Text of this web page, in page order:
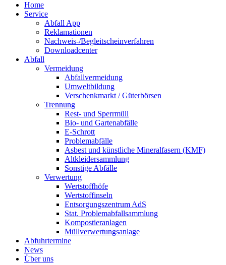
Home
Service
Abfall App
Reklamationen
Nachweis-/Begleitscheinverfahren
Downloadcenter
Abfall
Vermeidung
Abfallvermeidung
Umweltbildung
Verschenkmarkt / Güterbörsen
Trennung
Rest- und Sperrmüll
Bio- und Gartenabfälle
E-Schrott
Problemabfälle
Asbest und künstliche Mineralfasern (KMF)
Altkleidersammlung
Sonstige Abfälle
Verwertung
Wertstoffhöfe
Wertstoffinseln
Entsorgungszentrum AdS
Stat. Problemabfallsammlung
Kompostieranlagen
Müllverwertungsanlage
Abfuhrtermine
News
Über uns